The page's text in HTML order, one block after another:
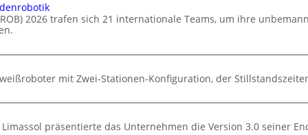
2026 trafen sich 21 internationale Teams, um ihre
mit Zwei-Stationen-Konfiguration, der
präsentierte das Unternehmen die Version 3.0 seiner